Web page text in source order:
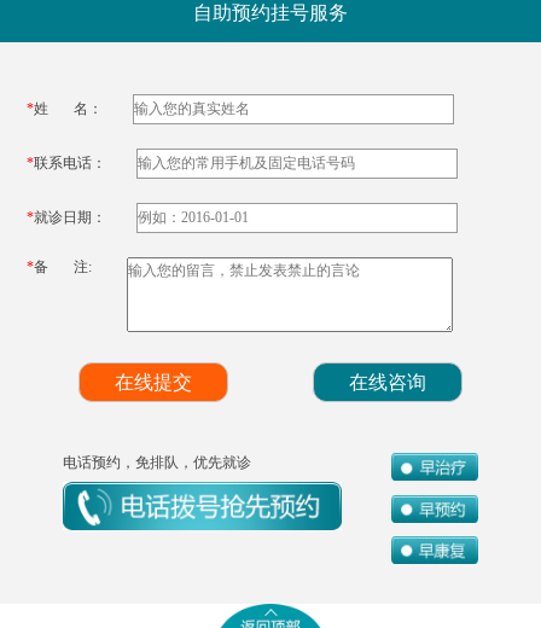
自助预约挂号服务
*姓 名：
*联系电话：
*就诊日期：
*备 注:
电话预约，免排队，优先就诊